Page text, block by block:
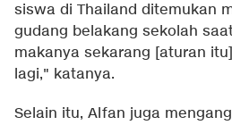
siswa di Thailand ditemukan
gudang belakang sekolah
makanya sekarang [aturan
lagi," katanya.
Selain itu, Alfan juga